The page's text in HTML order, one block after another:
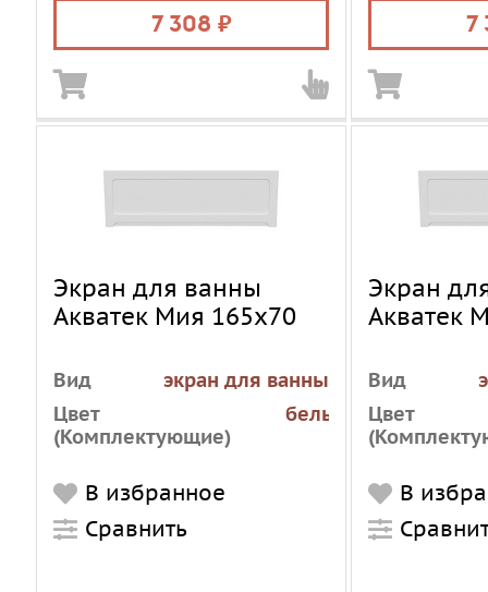
7 308 7
Экран для ванны
Акватек Мия 165х70
Вид
экран для ванны
Цвет
(Комплектующие)
белый
В избранное
Сравнить
Экран
Акватек
Вид
Цвет
В